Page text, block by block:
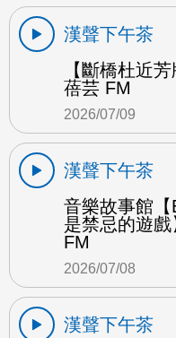
漢聲下午茶
【斷橋杜近
蓓芸 FM
2026/07/09
漢聲下午茶
音樂故事館【
是禁忌的遊
FM
2026/07/08
漢聲下午茶